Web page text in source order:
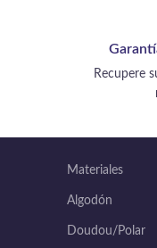
Recupere
Materiales
Algodón
Doudou/Polar